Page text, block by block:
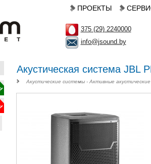
ПРОЕКТЫ
375 (29) 2240000
info@jsound.by
Акустическая система JBL
Акустические системы - Активные